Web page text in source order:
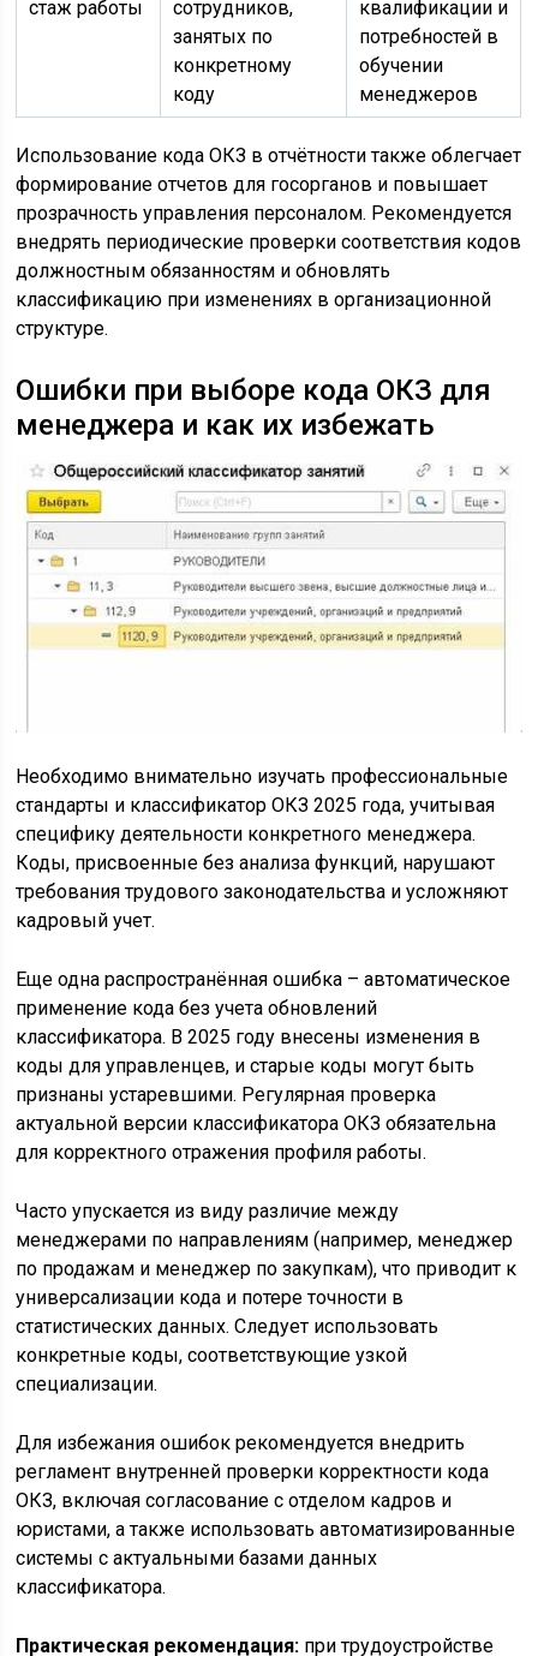
стаж работы
сотрудников,
занятых по
конкретному
коду
квалификации и
потребностей в
обучении
менеджеров
Использование кода ОКЗ в отчётности также облегчает
формирование отчетов для госорганов и повышает
прозрачность управления персоналом. Рекомендуется
внедрять периодические проверки соответствия кодов
должностным обязанностям и обновлять
классификацию при изменениях в организационной
структуре.
Ошибки при выборе кода ОКЗ для
менеджера и как их избежать
Необходимо внимательно изучать профессиональные
стандарты и классификатор ОКЗ 2025 года, учитывая
специфику деятельности конкретного менеджера.
Коды, присвоенные без анализа функций, нарушают
требования трудового законодательства и усложняют
кадровый учет.
Еще одна распространённая ошибка – автоматическое
применение кода без учета обновлений
классификатора. В 2025 году внесены изменения в
коды для управленцев, и старые коды могут быть
признаны устаревшими. Регулярная проверка
актуальной версии классификатора ОКЗ обязательна
для корректного отражения профиля работы.
Часто упускается из виду различие между
менеджерами по направлениям (например, менеджер
по продажам и менеджер по закупкам), что приводит к
универсализации кода и потере точности в
статистических данных. Следует использовать
конкретные коды, соответствующие узкой
специализации.
Для избежания ошибок рекомендуется внедрить
регламент внутренней проверки корректности кода
ОКЗ, включая согласование с отделом кадров и
юристами, а также использовать автоматизированные
системы с актуальными базами данных
классификатора.
Практическая рекомендация: при трудоустройстве